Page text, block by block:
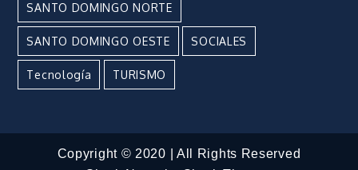
SANTO DOMINGO NORTE
SANTO DOMINGO OESTE SOCIALES
Tecnología TURISMO
Copyright © 2020 | All Rights Reserved